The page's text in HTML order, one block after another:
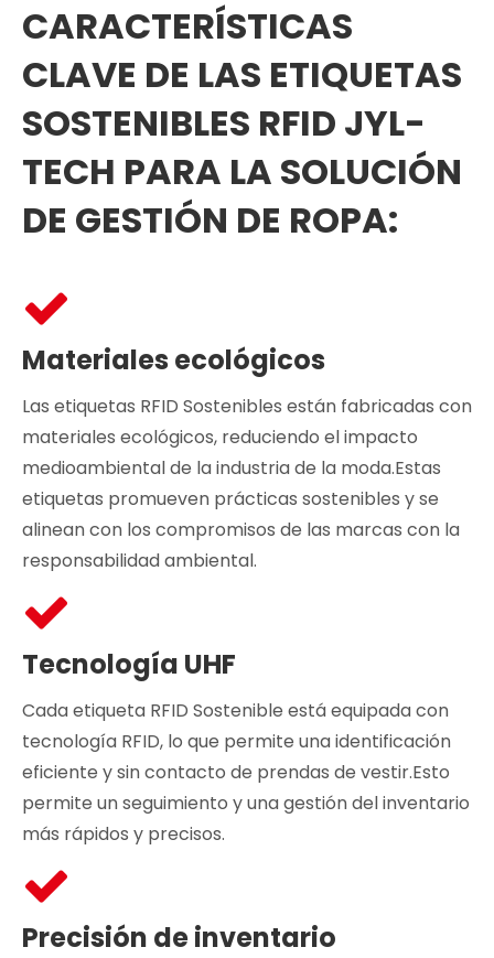
CARACTERÍSTICAS
CLAVE DE LAS ETIQUETAS
SOSTENIBLES RFID JYL-
TECH PARA LA SOLUCIÓN
DE GESTIÓN DE ROPA:
Materiales ecológicos
Las etiquetas RFID Sostenibles están fabricadas con
materiales ecológicos, reduciendo el impacto
medioambiental de la industria de la moda.Estas
etiquetas promueven prácticas sostenibles y se
alinean con los compromisos de las marcas con la
responsabilidad ambiental.
Tecnología UHF
Cada etiqueta RFID Sostenible está equipada con
tecnología RFID, lo que permite una identificación
eficiente y sin contacto de prendas de vestir.Esto
permite un seguimiento y una gestión del inventario
más rápidos y precisos.
Precisión de inventario